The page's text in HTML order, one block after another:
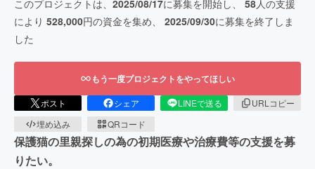
このプロジェクトは、 2025/08/17に募集を開始し、 58人の支援
により 528,000円の資金を集め、 2025/09/30に募集を終了しま
した
もう一度プロジェクトをやってほしい
ポスト シェア LINEで送る
URLコピー
埋め込み
QRコード
保護猫の里親探しの為の初期医療や治療費等の支援を募
りたい。